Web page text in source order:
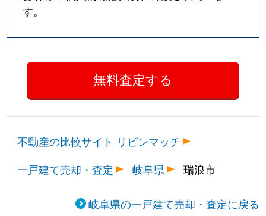
す。
不動産の比較サイト リビンマッチ
一戸建て売却・査定
岐阜県 瑞浪市
岐阜県の一戸建て売却・査定に戻る